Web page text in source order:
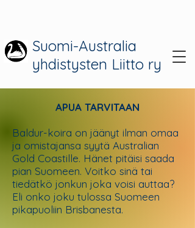
Suomi-Australia
yhdistysten Liitto ry
APUA TARVITAAN
Baldur-koira on jäänyt ilman omaa
ja omistajansa syytä Australian
Gold Coastille. Hänet pitäisi saada
pian Suomeen. Voitko sinä tai
tiedätkö jonkun joka voisi auttaa?
Eli onko joku tulossa Suomeen
pikapuoliin Brisbanesta.